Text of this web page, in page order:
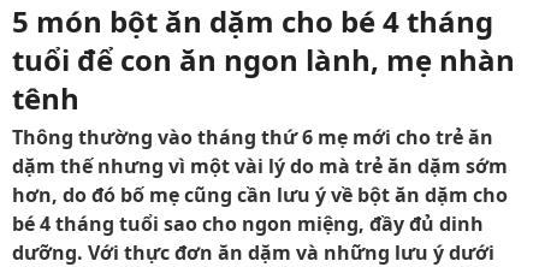
5 món bột ăn dặm cho bé 4 tháng
tuổi để con ăn ngon lành, mẹ nhàn
tênh
Thông thường vào tháng thứ 6 mẹ mới cho trẻ ăn
dặm thế nhưng vì một vài lý do mà trẻ ăn dặm sớm
hơn, do đó bố mẹ cũng cần lưu ý về bột ăn dặm cho
bé 4 tháng tuổi sao cho ngon miệng, đầy đủ dinh
dưỡng. Với thực đơn ăn dặm và những lưu ý dưới